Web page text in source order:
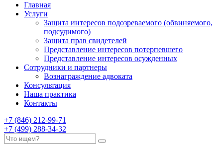
Главная
Услуги
Защита интересов подозреваемого (обвиняемого,
подсудимого)
Защита прав свидетелей
Представление интересов потерпевшего
Представление интересов осужденных
Сотрудники и партнеры
Вознаграждение адвоката
Консультация
Наша практика
Контакты
+7 (846) 212-99-71
+7 (499) 288-34-32